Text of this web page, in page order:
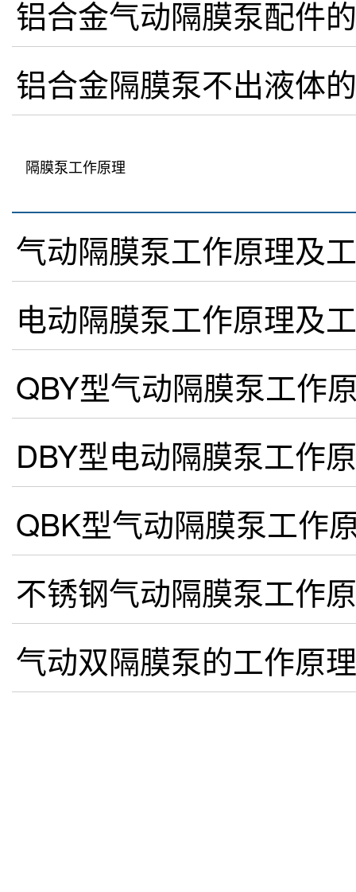
气动隔膜泵工作原理及
QBY型气动隔膜泵工作
DBY型电动隔膜泵工作
QBK型气动隔膜泵工作
不锈钢气动隔膜泵工作
气动双隔膜泵的工作原理